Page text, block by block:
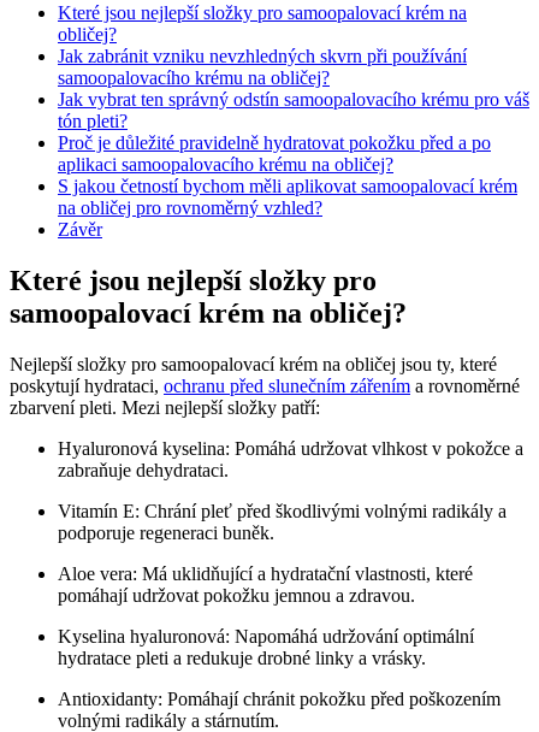
Které jsou nejlepší složky pro samoopalovací krém na
obličej?
Jak zabránit vzniku nevzhledných skvrn při používání
samoopalovacího krému na obličej?
Jak vybrat ten správný odstín samoopalovacího krému pro váš
tón pleti?
Proč je důležité pravidelně hydratovat pokožku před a po
aplikaci samoopalovacího krému na obličej?
S jakou četností bychom měli aplikovat samoopalovací krém
na obličej pro rovnoměrný vzhled?
Závěr
Které jsou nejlepší složky pro
samoopalovací krém na obličej?
Nejlepší složky pro samoopalovací krém na obličej jsou ty, které
poskytují hydrataci, ochranu před slunečním zářením a rovnoměrné
zbarvení pleti. Mezi nejlepší složky patří:
Hyaluronová kyselina: Pomáhá udržovat vlhkost v pokožce a
zabraňuje dehydrataci.
Vitamín E: Chrání pleť před škodlivými volnými radikály a
podporuje regeneraci buněk.
Aloe vera: Má uklidňující a hydratační vlastnosti, které
pomáhají udržovat pokožku jemnou a zdravou.
Kyselina hyaluronová: Napomáhá udržování optimální
hydratace pleti a redukuje drobné linky a vrásky.
Antioxidanty: Pomáhají chránit pokožku před poškozením
volnými radikály a stárnutím.